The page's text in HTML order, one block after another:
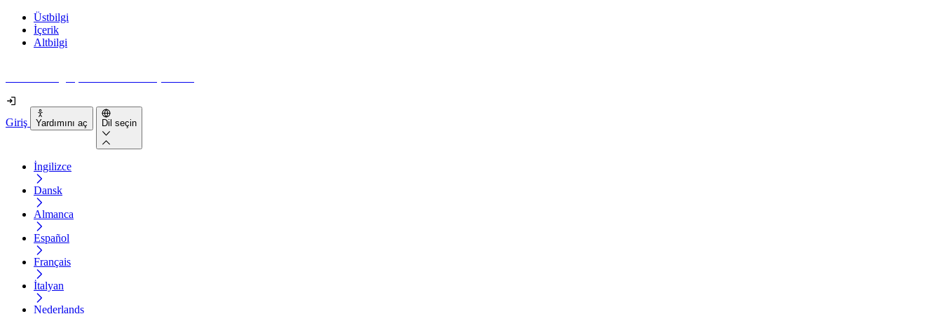
Üstbilgi
İçerik
Altbilgi
Giriş Yardımını aç Dil seçin
İngilizce
Dansk
Almanca
Español
Français
İtalyan
Nederlands